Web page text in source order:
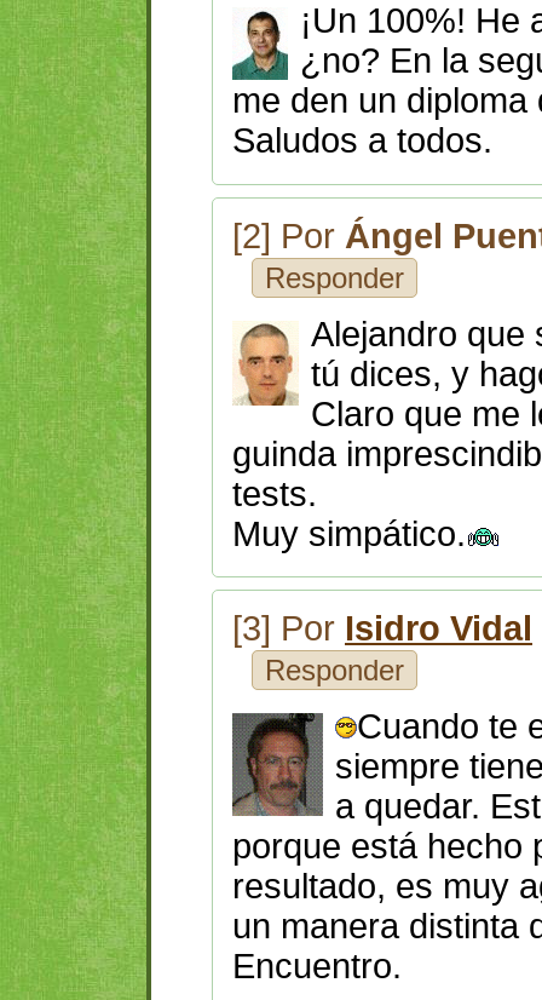
¡Un 100%! He
¿no? En la
me den un
Saludos a todos.
[2] Por Ángel
Responder
Alejandro
tú dices, y
Claro que me
guinda
tests.
Muy simpático.
[3] Por Isidro Vidal
Responder
Cuando te
siempre
a quedar.
porque está hecho
resultado, es muy
un manera distinta
Encuentro.